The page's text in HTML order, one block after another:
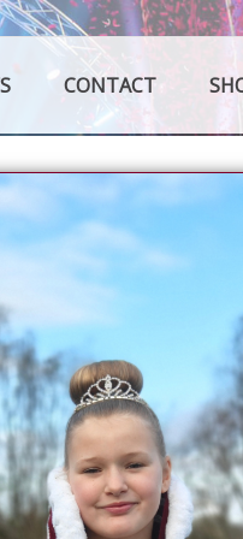
CONTACT